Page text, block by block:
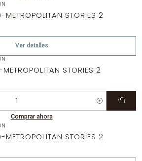
STORIES 2
Ver detalles
STORIES 2
Comprar ahora
STORIES 2